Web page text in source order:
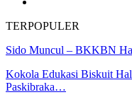
TERPOPULER
Sido Muncul – BKKBN
Kokola Edukasi Biskuit
Paskibraka…